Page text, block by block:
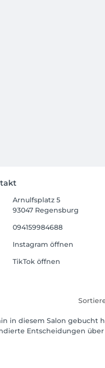
Arnulfsplatz 5
93047 Regensburg
094159984688
Instagram öffnen
TikTok öffnen
in diesem Salon
Entscheidungen